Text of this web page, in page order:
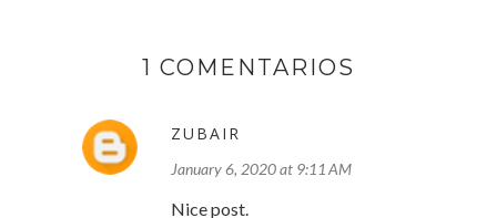
1 COMENTARIOS
ZUBAIR
January 6, 2020 at 9:11 AM
Nice post.